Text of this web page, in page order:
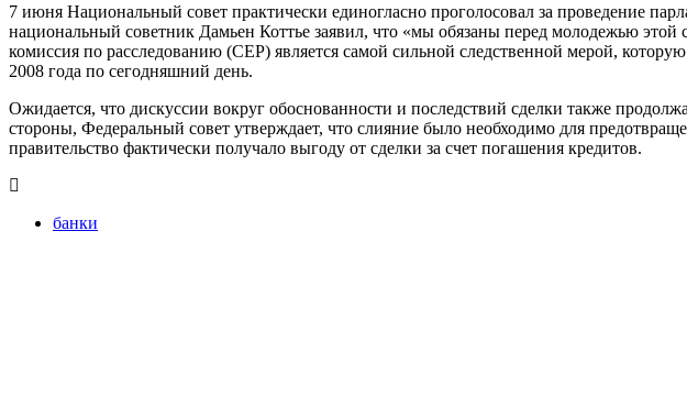
7 июня Национальный совет практически единогласно проголосовал за проведение
национальный советник Дамьен Коттье заявил, что «мы обязаны перед молодежью
комиссия по расследованию (CEP) является самой сильной следственной мерой,
2008 года по сегодняшний день.
Ожидается, что дискуссии вокруг обоснованности и последствий сделки также
стороны, Федеральный совет утверждает, что слияние было необходимо для
правительство фактически получало выгоду от сделки за счет погашения кредитов.
банки